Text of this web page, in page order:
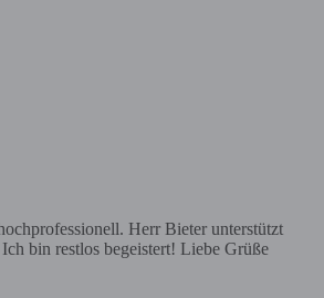
Herr Bieter unterstützt
bin restlos begeistert! Liebe Grüße